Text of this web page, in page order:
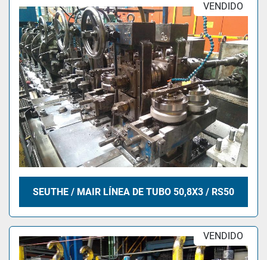
VENDIDO
SEUTHE / MAIR LÍNEA DE TUBO 50,8X3 / RS50
VENDIDO